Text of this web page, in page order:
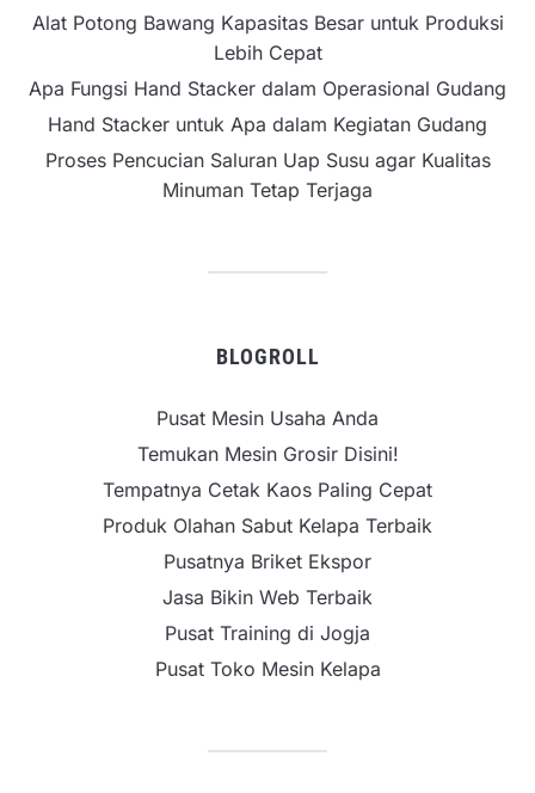
Alat Potong Bawang Kapasitas Besar untuk Produksi
Lebih Cepat
Apa Fungsi Hand Stacker dalam Operasional Gudang
Hand Stacker untuk Apa dalam Kegiatan Gudang
Proses Pencucian Saluran Uap Susu agar Kualitas
Minuman Tetap Terjaga
BLOGROLL
Pusat Mesin Usaha Anda
Temukan Mesin Grosir Disini!
Tempatnya Cetak Kaos Paling Cepat
Produk Olahan Sabut Kelapa Terbaik
Pusatnya Briket Ekspor
Jasa Bikin Web Terbaik
Pusat Training di Jogja
Pusat Toko Mesin Kelapa